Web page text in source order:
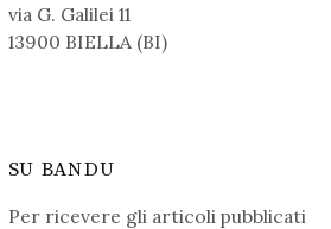
via G. Galilei 11
13900 BIELLA (BI)
SU BANDU
Per ricevere gli articoli pubblicati